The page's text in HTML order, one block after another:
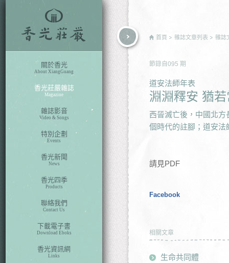
關於香光
About XiangGuang
香光莊嚴雜誌
Magazine
雜誌影音
Video & Songs
特別企劃
Events
香光新聞
News
香光四季
Products
聯絡我們
Contact Us
下載電子書
Download Eboks
香光資訊網
Links
首頁 雜誌文章列表 雜誌
節錄自 095 期
道安法師年表
淵淵釋安 猶
西晉滅亡後，中國北
個時代的註腳；道安
請見PDF
Facebook
相關文章
生命共同體